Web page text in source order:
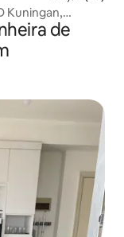
Kuningan,
de